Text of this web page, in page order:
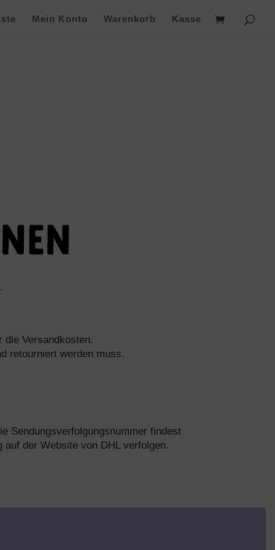
Mein Konto Warenkorb Kasse
die Versandkosten.
retourniert werden muss.
Sendungsverfolgungsnummer findest
der Website von DHL verfolgen.